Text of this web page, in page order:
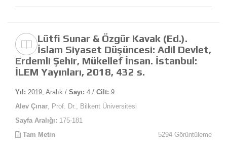
Lütfi Sunar & Özgür Kavak (Ed.).
İslam Siyaset Düşüncesi: Adil Devlet,
Erdemli Şehir, Mükellef İnsan. İstanbul:
İLEM Yayınları, 2018, 432 s.
Yıl: 2019, Aralık / Sayı: 4 / Cilt: 9
Alev Çınar , Prof. Dr., Bilkent Üniversitesi
Sayfa Aralığı: 175-181
Tam Metin
5294 Görüntüleme